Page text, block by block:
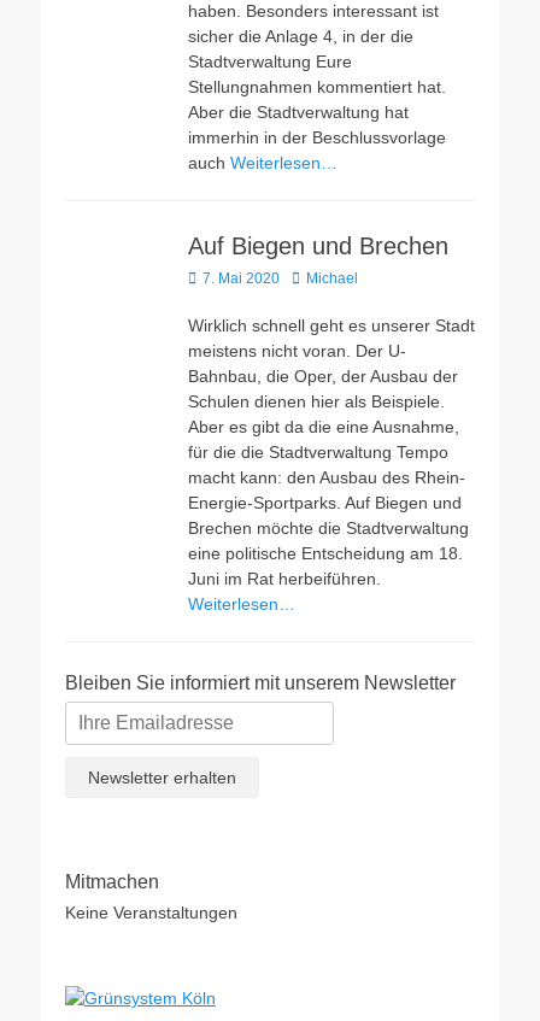
haben. Besonders interessant ist
sicher die Anlage 4, in der die
Stadtverwaltung Eure
Stellungnahmen kommentiert hat.
Aber die Stadtverwaltung hat
immerhin in der Beschlussvorlage
auch Weiterlesen…
Auf Biegen und Brechen
Veröffentlicht
7. Mai 2020 AutorMichael
Wirklich schnell geht es unserer Stadt
meistens nicht voran. Der U-
Bahnbau, die Oper, der Ausbau der
Schulen dienen hier als Beispiele.
Aber es gibt da die eine Ausnahme,
für die die Stadtverwaltung Tempo
macht kann: den Ausbau des Rhein-
Energie-Sportparks. Auf Biegen und
Brechen möchte die Stadtverwaltung
eine politische Entscheidung am 18.
Juni im Rat herbeiführen.
Weiterlesen…
Bleiben Sie informiert mit unserem Newsletter
Mitmachen
Keine Veranstaltungen